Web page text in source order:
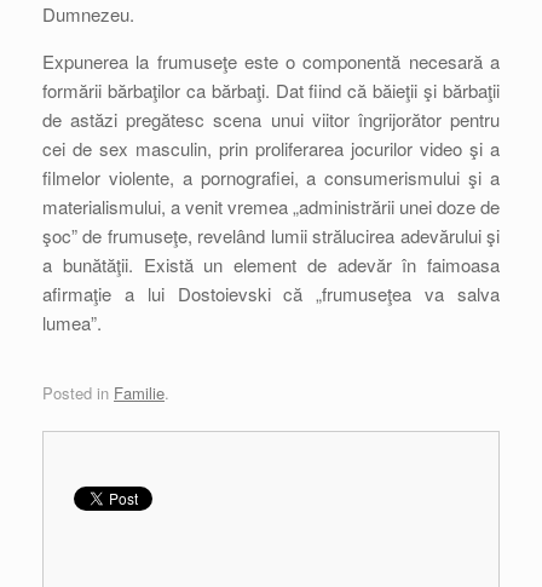
Dumnezeu.
Expunerea la frumuseţe este o componentă necesară a
formării bărbaţilor ca bărbaţi. Dat fiind că băieţii şi bărbaţii
de astăzi pregătesc scena unui viitor îngrijorător pentru
cei de sex masculin, prin proliferarea jocurilor video şi a
filmelor violente, a pornografiei, a consumerismului şi a
materialismului, a venit vremea „administrării unei doze de
şoc” de frumuseţe, revelând lumii strălucirea adevărului şi
a bunătăţii. Există un element de adevăr în faimoasa
afirmaţie a lui Dostoievski că „frumuseţea va salva
lumea”.
Posted in Familie.